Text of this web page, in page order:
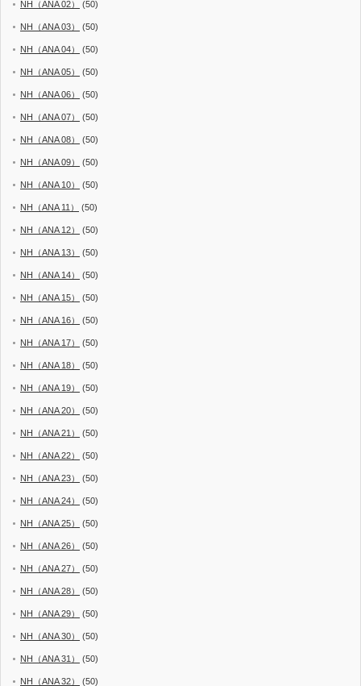
NH（ANA 02） (50)
NH（ANA 03） (50)
NH（ANA 04） (50)
NH（ANA 05） (50)
NH（ANA 06） (50)
NH（ANA 07） (50)
NH（ANA 08） (50)
NH（ANA 09） (50)
NH（ANA 10） (50)
NH（ANA 11） (50)
NH（ANA 12） (50)
NH（ANA 13） (50)
NH（ANA 14） (50)
NH（ANA 15） (50)
NH（ANA 16） (50)
NH（ANA 17） (50)
NH（ANA 18） (50)
NH（ANA 19） (50)
NH（ANA 20） (50)
NH（ANA 21） (50)
NH（ANA 22） (50)
NH（ANA 23） (50)
NH（ANA 24） (50)
NH（ANA 25） (50)
NH（ANA 26） (50)
NH（ANA 27） (50)
NH（ANA 28） (50)
NH（ANA 29） (50)
NH（ANA 30） (50)
NH（ANA 31） (50)
NH（ANA 32） (50)